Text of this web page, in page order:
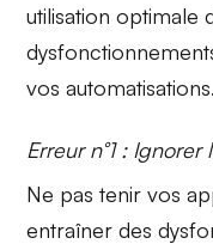
utilisation optimale
vos automatisations.
Erreur n°1 :
Ne pas tenir vos
entraîner des